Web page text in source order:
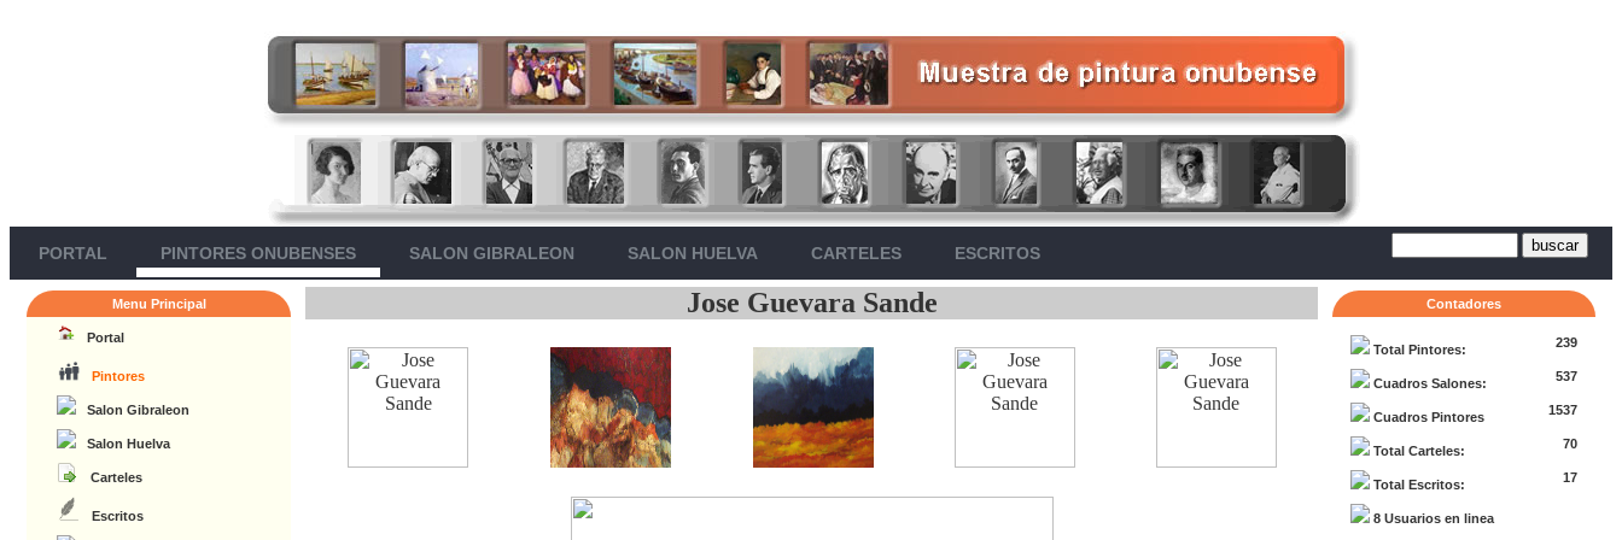
PORTAL PINTORES ONUBENSES SALON GIBRALEON SALON HUELVA CARTELES ESCRITOS
Menu Principal
Portal
Pintores
Salon Gibraleon
Salon Huelva
Carteles
Escritos
Jose Guevara Sande Contadores
Total Pintores: 239
Cuadros Salones: 537
Cuadros Pintores 1537
Total Carteles: 70
Total Escritos: 17
8 Usuarios en linea